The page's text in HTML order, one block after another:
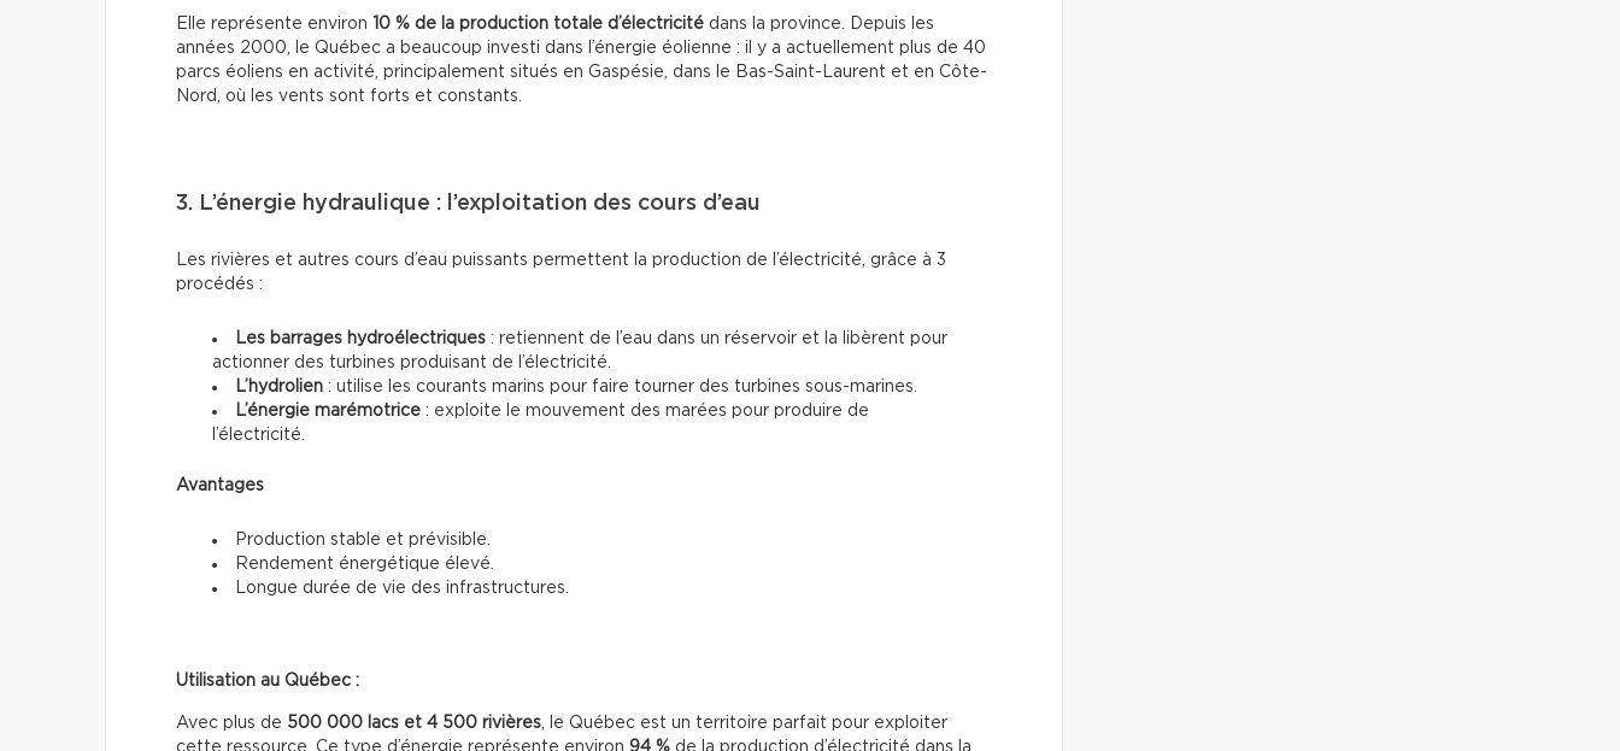
Elle représente environ 10 % de la production totale d’électricité dans la province. Depuis les
années 2000, le Québec a beaucoup investi dans l’énergie éolienne : il y a actuellement plus de 40
parcs éoliens en activité, principalement situés en Gaspésie, dans le Bas-Saint-Laurent et en Côte-
Nord, où les vents sont forts et constants.
3. L’énergie hydraulique : l’exploitation des cours d’eau
Les rivières et autres cours d’eau puissants permettent la production de l’électricité, grâce à 3
procédés :
Les barrages hydroélectriques : retiennent de l’eau dans un réservoir et la libèrent pour
actionner des turbines produisant de l’électricité.
L’hydrolien : utilise les courants marins pour faire tourner des turbines sous-marines.
L’énergie marémotrice : exploite le mouvement des marées pour produire de
l’électricité.
Avantages
Production stable et prévisible.
Rendement énergétique élevé.
Longue durée de vie des infrastructures.
Utilisation au Québec :
Avec plus de 500 000 lacs et 4 500 rivières, le Québec est un territoire parfait pour exploiter
cette ressource. Ce type d’énergie représente environ 94 % de la production d’électricité dans la